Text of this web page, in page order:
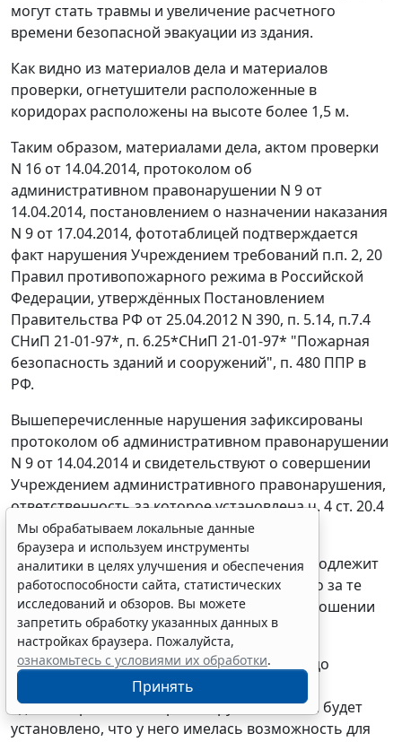
могут стать травмы и увеличение расчетного
времени безопасной эвакуации из здания.
Как видно из материалов дела и материалов
проверки, огнетушители расположенные в
коридорах расположены на высоте более 1,5 м.
Таким образом, материалами дела, актом проверки
N 16 от 14.04.2014, протоколом об
административном правонарушении N 9 от
14.04.2014, постановлением о назначении наказания
N 9 от 17.04.2014, фототаблицей подтверждается
факт нарушения Учреждением требований п.п. 2, 20
Правил противопожарного режима в Российской
Федерации, утверждённых Постановлением
Правительства РФ от 25.04.2012 N 390, п. 5.14, п.7.4
СНиП 21-01-97*, п. 6.25*СНиП 21-01-97* "Пожарная
безопасность зданий и сооружений", п. 480 ППР в
РФ.
Вышеперечисленные нарушения зафиксированы
протоколом об административном правонарушении
N 9 от 14.04.2014 и свидетельствуют о совершении
Учреждением административного правонарушения,
ответственность за которое установленач. 4 ст. 20.4
КоАП РФ.
В соответствии сч. 1 ст. 1.5КоАП РФ лицо подлежит
административной ответственности только за те
административные правонарушения, в отношении
которых установлена его вина.
В силуч. 2 ст. 2.1КоАП РФ юридическое лицо
признается виновным в совершении
административного правонарушения, если будет
установлено, что у него имелась возможность для
Мы обрабатываем локальные данные
браузера и используем инструменты
аналитики в целях улучшения и обеспечения
работоспособности сайта, статистических
исследований и обзоров. Вы можете
запретить обработку указанных данных в
настройках браузера. Пожалуйста,
ознакомьтесь с условиями их обработки.
Принять